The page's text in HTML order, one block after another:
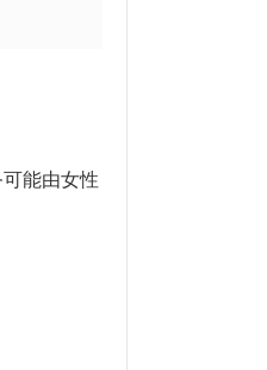
能由女性